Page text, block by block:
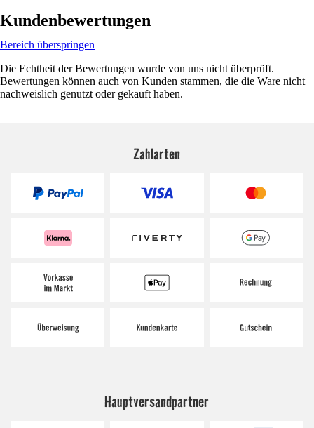
Kundenbewertungen
Bereich überspringen
Die Echtheit der Bewertungen wurde von uns nicht überprüft.
Bewertungen können auch von Kunden stammen, die die Ware nicht
nachweislich genutzt oder gekauft haben.
Zahlarten
Hauptversandpartner